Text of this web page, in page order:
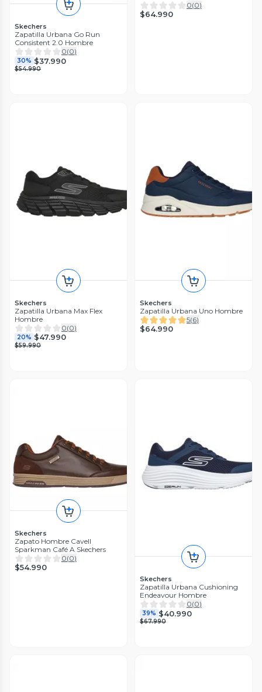
Skechers
Zapatilla Urbana Go Run
Consistent 2.0 Hombre
0(0)
30% $37.990
$54.990
0(0)
$64.990
Skechers
Zapatilla Urbana Max Flex
Hombre
0(0)
20% $47.990
$59.990
Skechers
Zapatilla Urbana Uno Hombre
5(6)
$64.990
Skechers
Zapato Hombre Cavell
Sparkman Café A Skechers
0(0)
$54.990
Skechers
Zapatilla Urbana Cushioning
Endeavour Hombre
0(0)
39% $40.990
$67.990